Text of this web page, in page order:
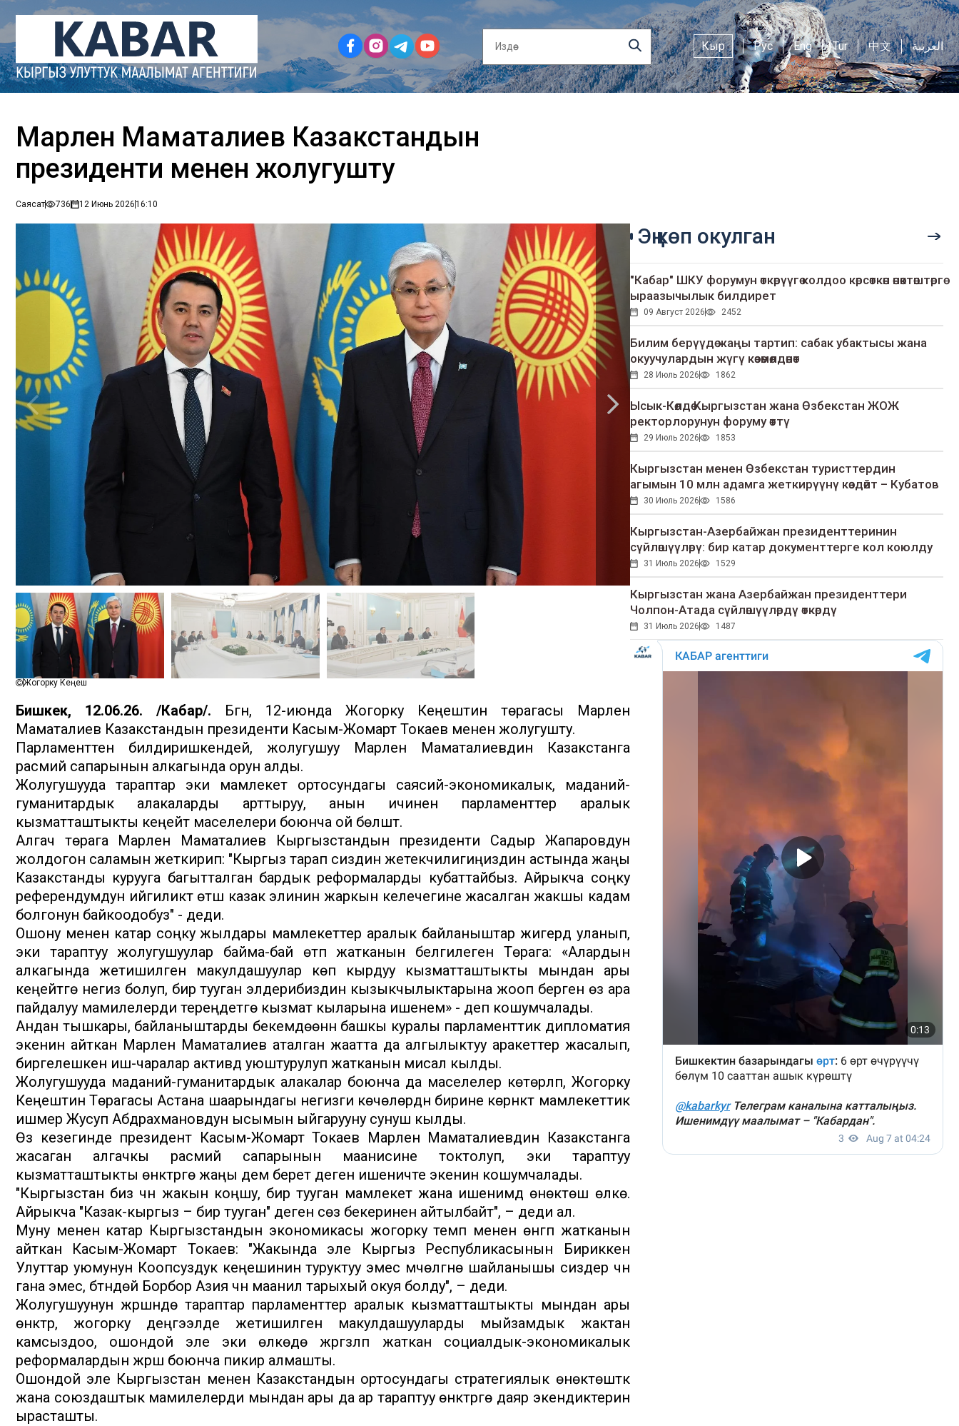
Кыр Рус Eng Tur 中文 العربية
Марлен Маматалиев Казакстандын
президенти менен жолугушту
Саясат 736 12 Июнь 202616:10
Жогорку Кеңеш
Бишкек, 12.06.26. /Кабар/. Бүгүн, 12-июнда Жогорку Кеңештин төрагасы Марлен
Маматалиев Казакстандын президенти Касым-Жомарт Токаев менен жолугушту.
Парламенттен билдиришкендей, жолугушуу Марлен Маматалиевдин Казакстанга
расмий сапарынын алкагында орун алды.
Жолугушууда тараптар эки мамлекет ортосундагы саясий-экономикалык, маданий-
гуманитардык алакаларды арттыруу, анын ичинен парламенттер аралык
кызматташтыкты кеңейтүү маселелери боюнча ой бөлүштү.
Алгач төрага Марлен Маматалиев Кыргызстандын президенти Садыр Жапаровдун
жолдогон саламын жеткирип: "Кыргыз тарап сиздин жетекчилигиңиздин астында жаңы
Казакстанды курууга багытталган бардык реформаларды кубаттайбыз. Айрыкча соңку
референдумдун ийгиликтүү өтүшү казак элинин жаркын келечегине жасалган жакшы кадам
болгонун байкоодобуз" - деди.
Ошону менен катар соңку жылдары мамлекеттер аралык байланыштар жигердүү уланып,
эки тараптуу жолугушуулар байма-бай өтүп жатканын белгилеген Төрага: «Алардын
алкагында жетишилген макулдашуулар көп кырдуу кызматташтыкты мындан ары
кеңейтүүгө негиз болуп, бир тууган элдерибиздин кызыкчылыктарына жооп берген өз ара
пайдалуу мамилелерди тереңдетүүгө кызмат кыларына ишенем» - деп кошумчалады.
Андан тышкары, байланыштарды бекемдөөнүн башкы куралы парламенттик дипломатия
экенин айткан Марлен Маматалиев аталган жаатта да алгылыктуу аракеттер жасалып,
биргелешкен иш-чаралар активдүү уюштурулуп жатканын мисал кылды.
Жолугушууда маданий-гуманитардык алакалар боюнча да маселелер көтөрүлүп, Жогорку
Кеңештин Төрагасы Астана шаарындагы негизги көчөлөрдүн бирине көрүнүктүү мамлекеттик
ишмер Жусуп Абдрахмановдун ысымын ыйгарууну сунуш кылды.
Өз кезегинде президент Касым-Жомарт Токаев Марлен Маматалиевдин Казакстанга
жасаган алгачкы расмий сапарынын маанисине токтолуп, эки тараптуу
кызматташтыкты өнүктүрүүгө жаңы дем берет деген ишеничте экенин кошумчалады.
"Кыргызстан биз үчүн жакын коңшу, бир тууган мамлекет жана ишенимдүү өнөктөш өлкө.
Айрыкча "Казак-кыргыз – бир тууган" деген сөз бекеринен айтылбайт", – деди ал.
Муну менен катар Кыргызстандын экономикасы жогорку темп менен өнүгүп жатканын
айткан Касым-Жомарт Токаев: "Жакында эле Кыргыз Республикасынын Бириккен
Улуттар уюмунун Коопсуздук кеңешинин туруктуу эмес мүчөлүгүнө шайланышы сиздер үчүн
гана эмес, бүтүндөй Борбор Азия үчүн маанилүү тарыхый окуя болду", – деди.
Жолугушуунун жүрүшүндө тараптар парламенттер аралык кызматташтыкты мындан ары
өнүктүрүү, жогорку деңгээлде жетишилген макулдашууларды мыйзамдык жактан
камсыздоо, ошондой эле эки өлкөдө жүргүзүлүп жаткан социалдык-экономикалык
реформалардын жүрүшү боюнча пикир алмашты.
Ошондой эле Кыргызстан менен Казакстандын ортосундагы стратегиялык өнөктөштүк
жана союздаштык мамилелерди мындан ары да ар тараптуу өнүктүрүүгө даяр экендиктерин
ырасташты.
Эң көп окулган
"Кабар" ШКУ форумун өткөрүүгө колдоо көрсөткөн өнөктөштөргө
ыраазычылык билдирет
09 Август 2026 2452
Билим берүүдө жаңы тартип: сабак убактысы жана
окуучулардын жүгү көзөмөлдөнөт
28 Июль 2026 1862
Ысык-Көлдө Кыргызстан жана Өзбекстан ЖОЖ
ректорлорунун форуму өттү
29 Июль 2026 1853
Кыргызстан менен Өзбекстан туристтердин
агымын 10 млн адамга жеткирүүнү көздөйт – Кубатов
30 Июль 2026 1586
Кыргызстан-Азербайжан президенттеринин
сүйлөшүүлөрү: бир катар документтерге кол коюлду
31 Июль 2026 1529
Кыргызстан жана Азербайжан президенттери
Чолпон-Атада сүйлөшүүлөрдү өткөрдү
31 Июль 2026 1487